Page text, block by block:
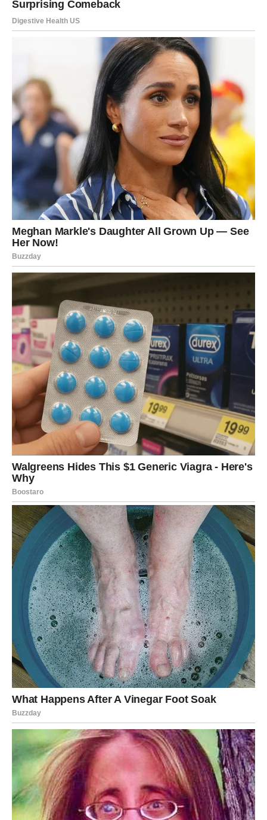
živjeti onako kako želite
Previše ste energije trošili pokušavajući usrećiti druge
ljude i održati odnose koji su vas iscrpljivali.
Često ste zaboravljali vlastite potrebe samo da biste
izbjegli razočaranja i sukobe.
Ali nova sedmica donosi vam veoma važnu lekciju — ne
možete pronaći sreću ako stalno zaboravljate sebe.
Zvijezde vam poručuju da ne osjećate grižnju savjesti
zbog toga što želite više za sebe.
Mnogi Strijelčevi će tokom ovog perioda napraviti
promjene koje će ih kasnije dovesti do mnogo srećnijeg i
ispunjenijeg života.
Sudbina vam sada vraća ono što
ste dugo čekali
Sve kroz šta ste prošli nije bilo uzalud.
Svaka prepreka, svako razočaranje i svaki trenutak tokom
kojeg ste mislili da više ne možete dalje zapravo su vas
pripremali za ono što dolazi.
A ono što dolazi moglo bi vam potpuno promijeniti život.
Mnogi Strijelčevi će tokom ovog perioda dobiti ono što su
osjećaj da konačno imaju razlog za osmijeh.
Pred vama je period koji ćete
dugo pamtiti
Zvijezde vam sada donose novu energiju, mnogo više
samopouzdanja i priliku da konačno osjetite kako izgleda
kada život radi u vašu korist.
Mnogi Strijelčevi će tokom ove sedmice upoznati ljude
koji će im promijeniti život, dobiti prilike koje nisu
očekivali i donijeti odluke koje će ih odvesti prema
mnogo srećnijoj budućnosti.
Zato ne zatvarajte se pred emocijama i ne dozvolite
strahu da vas zaustavi.
Počela je nova sedmica i ona vam donosi period iskrene
sreće, ljubavi i osjećaj da konačno dolaze dani koje ste